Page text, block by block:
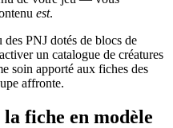
est.
PNJ dotés de blocs de
un catalogue de créatures
soin apporté aux fiches des
affronte.
fiche en modèle